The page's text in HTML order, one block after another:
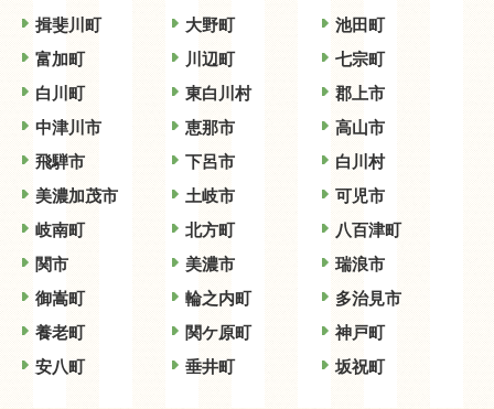
揖斐川町
大野町
池田町
富加町
川辺町
七宗町
白川町
東白川村
郡上市
中津川市
恵那市
高山市
飛騨市
下呂市
白川村
美濃加茂市
土岐市
可児市
岐南町
北方町
八百津町
関市
美濃市
瑞浪市
御嵩町
輪之内町
多治見市
養老町
関ケ原町
神戸町
安八町
垂井町 坂祝町